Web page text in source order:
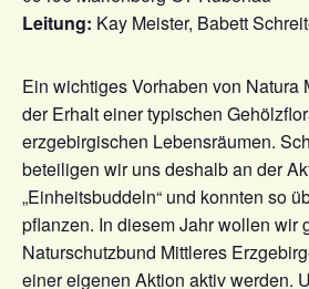
Leitung: Kay Meister, Babett
Ein wichtiges Vorhaben von Natura
der Erhalt einer typischen
erzgebirgischen Lebensräumen.
beteiligen wir uns deshalb an der
„Einheitsbuddeln“ und konnten so
pflanzen. In diesem Jahr wollen wir
Naturschutzbund Mittleres
einer eigenen Aktion aktiv werden.